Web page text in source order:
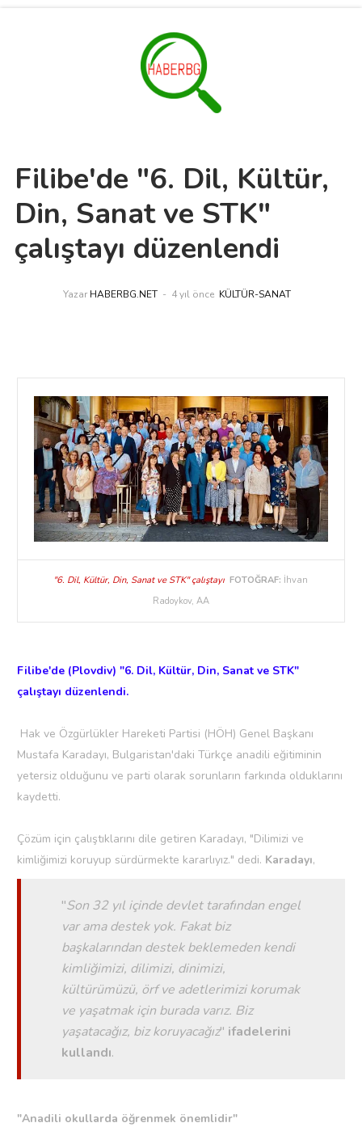
Filibe'de "6. Dil, Kültür,
Din, Sanat ve STK"
çalıştayı düzenlendi
Yazar HABERBG.NET 4 yıl önce KÜLTÜR-SANAT
"6. Dil, Kültür, Din, Sanat ve STK" çalıştayı FOTOĞRAF: İhvan
Radoykov, AA
Filibe'de (Plovdiv) "6. Dil, Kültür, Din, Sanat ve STK"
çalıştayı düzenlendi.
Hak ve Özgürlükler Hareketi Partisi (HÖH) Genel Başkanı
Mustafa Karadayı, Bulgaristan'daki Türkçe anadili eğitiminin
yetersiz olduğunu ve parti olarak sorunların farkında olduklarını
kaydetti.
Çözüm için çalıştıklarını dile getiren Karadayı, "Dilimizi ve
kimliğimizi koruyup sürdürmekte kararlıyız." dedi. Karadayı,
"Son 32 yıl içinde devlet tarafından engel
var ama destek yok. Fakat biz
başkalarından destek beklemeden kendi
kimliğimizi, dilimizi, dinimizi,
kültürümüzü, örf ve adetlerimizi korumak
ve yaşatmak için burada varız. Biz
yaşatacağız, biz koruyacağız" ifadelerini
kullandı.
"Anadili okullarda öğrenmek önemlidir"